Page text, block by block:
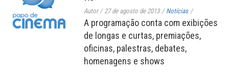
Autor/ 27 de agosto de 2013 / Notícias /
A programação conta com exibições
de longas e curtas, premiações,
oficinas, palestras, debates,
homenagens e shows